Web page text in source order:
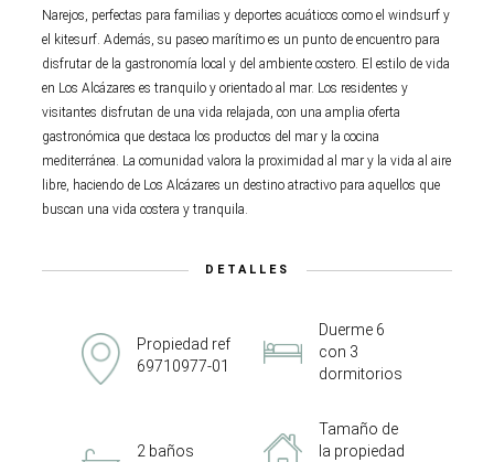
Narejos, perfectas para familias y deportes acuáticos como el windsurf y
el kitesurf. Además, su paseo marítimo es un punto de encuentro para
disfrutar de la gastronomía local y del ambiente costero. El estilo de vida
en Los Alcázares es tranquilo y orientado al mar. Los residentes y
visitantes disfrutan de una vida relajada, con una amplia oferta
gastronómica que destaca los productos del mar y la cocina
mediterránea. La comunidad valora la proximidad al mar y la vida al aire
libre, haciendo de Los Alcázares un destino atractivo para aquellos que
buscan una vida costera y tranquila.
DETALLES
Propiedad ref
69710977-01
Duerme 6
con 3
dormitorios
2 baños
Tamaño de
la propiedad